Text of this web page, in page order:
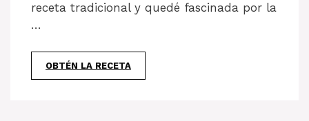
receta tradicional y quedé fascinada por la
…
OBTÉN LA RECETA